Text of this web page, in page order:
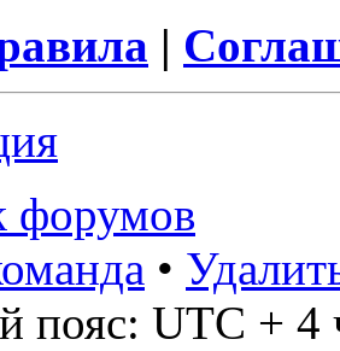
|
форумов
•
пояс: UTC + 4